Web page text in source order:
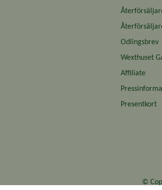
Odlingsbrev
Wexthuset
Affiliate
Presentkort
©